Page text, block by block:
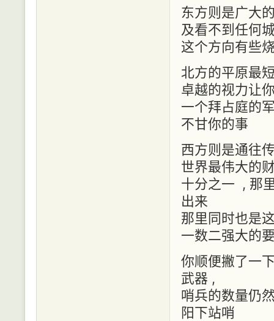
东方则是广大
及看不到任何
这个方向有些
北方的平原最
卓越的视力让
一个拜占庭的
不甘你的事
西方则是通往
世界最伟大的
十分之一 , 那
出来
那里同时也是
一数二强大的
你顺便撇了一
武器 ,
哨兵的数量仍
阳下站哨